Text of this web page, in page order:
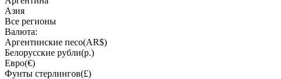
Азия
Все регионы
Валюта:
Аргентинские песо(AR$)
Белорусские рубли(р.)
Евро(€)
Фунты стерлингов(£)